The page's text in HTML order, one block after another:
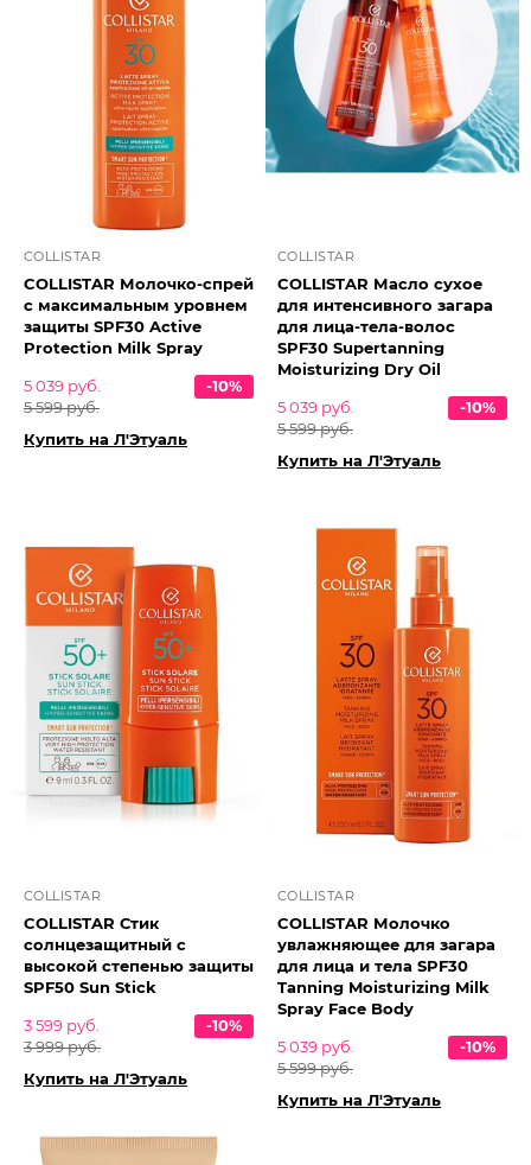
COLLISTAR
COLLISTAR Молочко-спрей
с максимальным уровнем
защиты SPF30 Active
Protection Milk Spray
5 039 руб.
5 599 руб.
-10%
Купить на Л'Этуаль
COLLISTAR
COLLISTAR Масло сухое
для интенсивного загара
для лица-тела-волос
SPF30 Supertanning
Moisturizing Dry Oil
5 039 руб.
5 599 руб.
-10%
Купить на Л'Этуаль
COLLISTAR
COLLISTAR Стик
солнцезащитный с
высокой степенью защиты
SPF50 Sun Stick
3 599 руб.
3 999 руб.
-10%
Купить на Л'Этуаль
COLLISTAR
COLLISTAR Молочко
увлажняющее для загара
для лица и тела SPF30
Tanning Moisturizing Milk
Spray Face Body
5 039 руб.
5 599 руб.
-10%
Купить на Л'Этуаль